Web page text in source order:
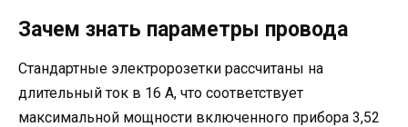
Зачем знать параметры провода
Стандартные электророзетки рассчитаны на
длительный ток в 16 А, что соответствует
максимальной мощности включенного прибора 3,52